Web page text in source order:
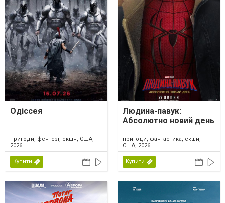
Одіссея
пригоди, фентезі, екшн, США,
2026
Купити
Людина-павук:
Абсолютно новий день
пригоди, фантастика, екшн,
США, 2026
Купити